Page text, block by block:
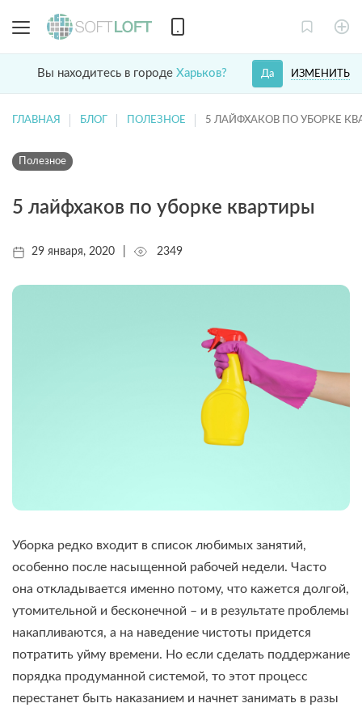
Вы находитесь в городе Харьков? ИЗМЕНИТЬ
Да
ГЛАВНАЯ БЛОГ ПОЛЕЗНОЕ 5 ЛАЙФХАКОВ ПО УБОРКЕ
Полезное
5 лайфхаков по уборке квартиры
29 января, 2020 2349
Уборка редко входит в список любимых занятий,
особенно после насыщенной рабочей недели. Часто
она откладывается именно потому, что кажется долгой,
утомительной и бесконечной – и в результате проблемы
накапливаются, а на наведение чистоты придется
потратить уйму времени. Но если сделать поддержание
порядка продуманной системой, то этот процесс
перестанет быть наказанием и начнет занимать в разы